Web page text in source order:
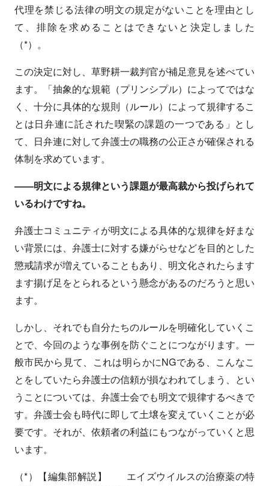
代理を禁じる法律の明文の規定がないことを理由とし
て、排除を求めることはできないと決定しました
（*）。
この決定に対し、草野耕一裁判官が補足意見を述べてい
ます。「抽象的な規範（プリンシプル）によってではな
く、十分に具体的な規則（ルール）によって規律するこ
とは日弁連に託された喫緊の課題の一つである」とし
て、日弁連に対して弁護士の職務の公正さが確保される
体制を求めています。
——明文による規律という課題が最高裁から投げられて
いるわけですね。
弁護士コミュニティが明文による具体的な規律を好まな
い背景には、弁護士に対する嫌がらせなどを目的とした
懲戒請求が増えていることもあり、明文化されたらます
ます揚げ足をとられるという懸念があるのだろうと思い
ます。
しかし、それでも自分たちのルールを明確化していくこ
とで、今回のような事例を防ぐことにつながります。一
般市民から見て、これは明らかにNGである、こんなこ
とをしていたら弁護士の信頼が損なわれてしまう、とい
うことについては、弁護士会でも明文で規律するべきで
す。弁護士会も時代に即して土壌を変えていくことが必
要です。それが、依頼者の利益にもつながっていくと思
います。
（*）【編集部解説】 エイズウイルスの治療薬の特